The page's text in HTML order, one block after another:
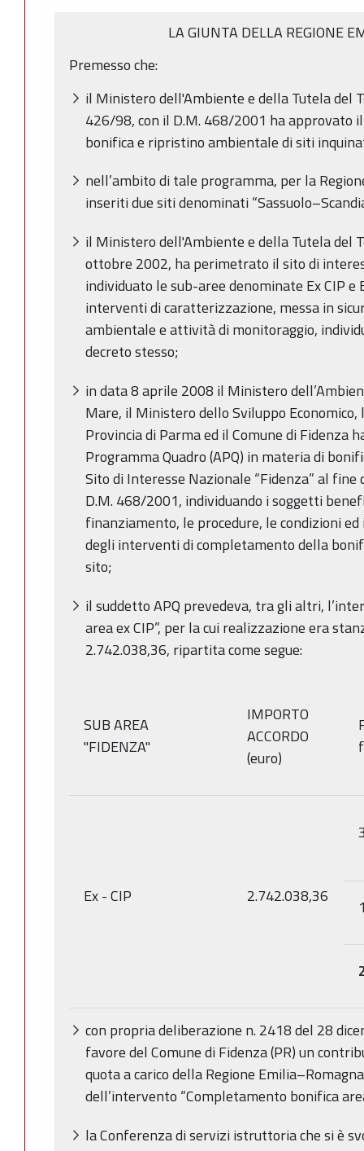
LA GIUNTA DELLA REGIONE
Premesso che:
il Ministero dell'Ambiente e della Tutela del
426/98, con il D.M. 468/2001 ha approvato
bonifica e ripristino ambientale di siti
nell’ambito di tale programma, per la
inseriti due siti denominati
il Ministero dell'Ambiente e della Tutela del
ottobre 2002, ha perimetrato il sito di
individuato le sub-aree denominate Ex CIP
interventi di caratterizzazione, messa in
ambientale e attività di monitoraggio,
decreto stesso;
in data 8 aprile 2008 il Ministero
Mare, il Ministero dello Sviluppo Economico,
Provincia di Parma ed il Comune di Fidenza
Programma Quadro (APQ) in materia di
Sito di Interesse Nazionale “Fidenza” al
D.M. 468/2001, individuando i soggetti
finanziamento, le procedure, le condizioni
degli interventi di completamento della
sito;
il suddetto APQ prevedeva, tra gli altri,
area ex CIP”, per la cui realizzazione era
2.742.038,36, ripartita come segue:
SUB AREA
"FIDENZA"
IMPORTO
ACCORDO
(euro)
Ex - CIP 2.742.038,36
con propria deliberazione n. 2418 del 28
favore del Comune di Fidenza (PR) un
quota a carico della Regione
dell’intervento “Completamento bonifica
la Conferenza di servizi istruttoria che si è